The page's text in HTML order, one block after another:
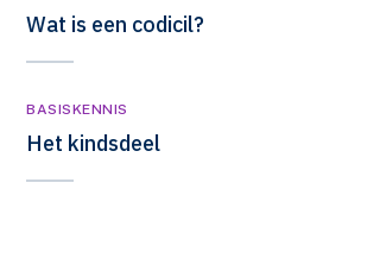
Wat is een codicil?
BASISKENNIS
Het kindsdeel